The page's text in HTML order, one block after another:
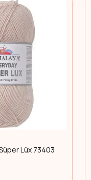
Lüx 73403